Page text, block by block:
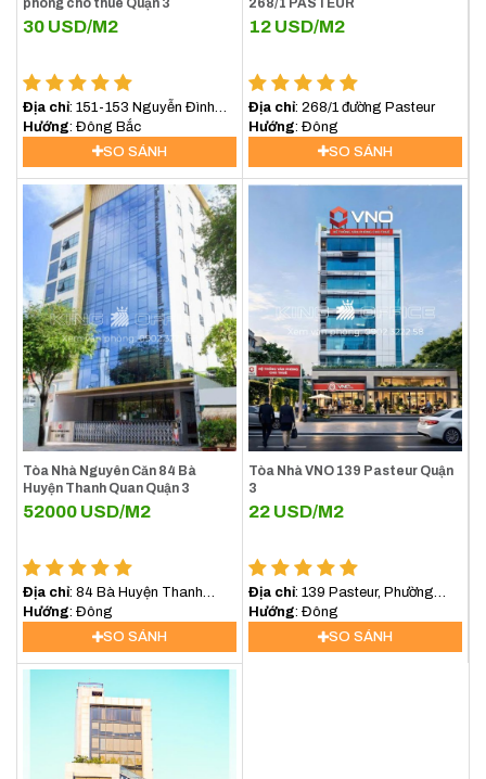
30 USD/M2
Địa chỉ: 151-153 Nguyễn Đình
Chiểu, Quận 3
Hướng : Đông Bắc
SO SÁNH
12 USD/M2
Địa chỉ: 268/1 đường Pasteur
Hướng : Đông
SO SÁNH
Tòa Nhà Nguyên Căn 84 Bà
Huyện Thanh Quan Quận 3
52000 USD/M2
Địa chỉ: 84 Bà Huyện Thanh
Quan, Xuân Hòa, Hồ Chí Minh,
Hướng : Đông
SO SÁNH
Tòa Nhà VNO 139 Pasteur Quận
3
22 USD/M2
Địa chỉ: 139 Pasteur, Phường
Xuân Hòa, TP.HCM
Hướng : Đông
SO SÁNH